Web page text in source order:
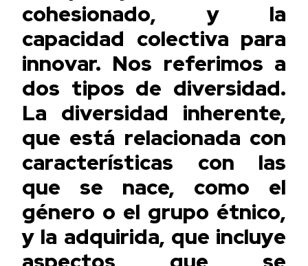
cohesionado, y la
capacidad colectiva para
innovar. Nos referimos a
dos tipos de diversidad.
La diversidad inherente,
que está relacionada con
características con las
que se nace, como el
género o el grupo étnico,
y la adquirida, que incluye